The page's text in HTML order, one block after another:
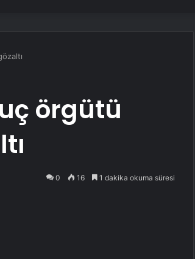
örgütü
0 16 1 dakika okuma süresi